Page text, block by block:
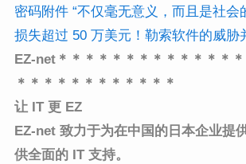
密码附件 “不仅毫无意义，而且是社会
损失超过 50 万美元！勒索软件的威胁
EZ-net＊＊＊＊＊＊＊＊＊＊＊＊＊
＊＊＊＊＊＊＊＊＊＊＊＊
让 IT 更 EZ
EZ-net 致力于为在中国的日本企业提
供全面的 IT 支持。